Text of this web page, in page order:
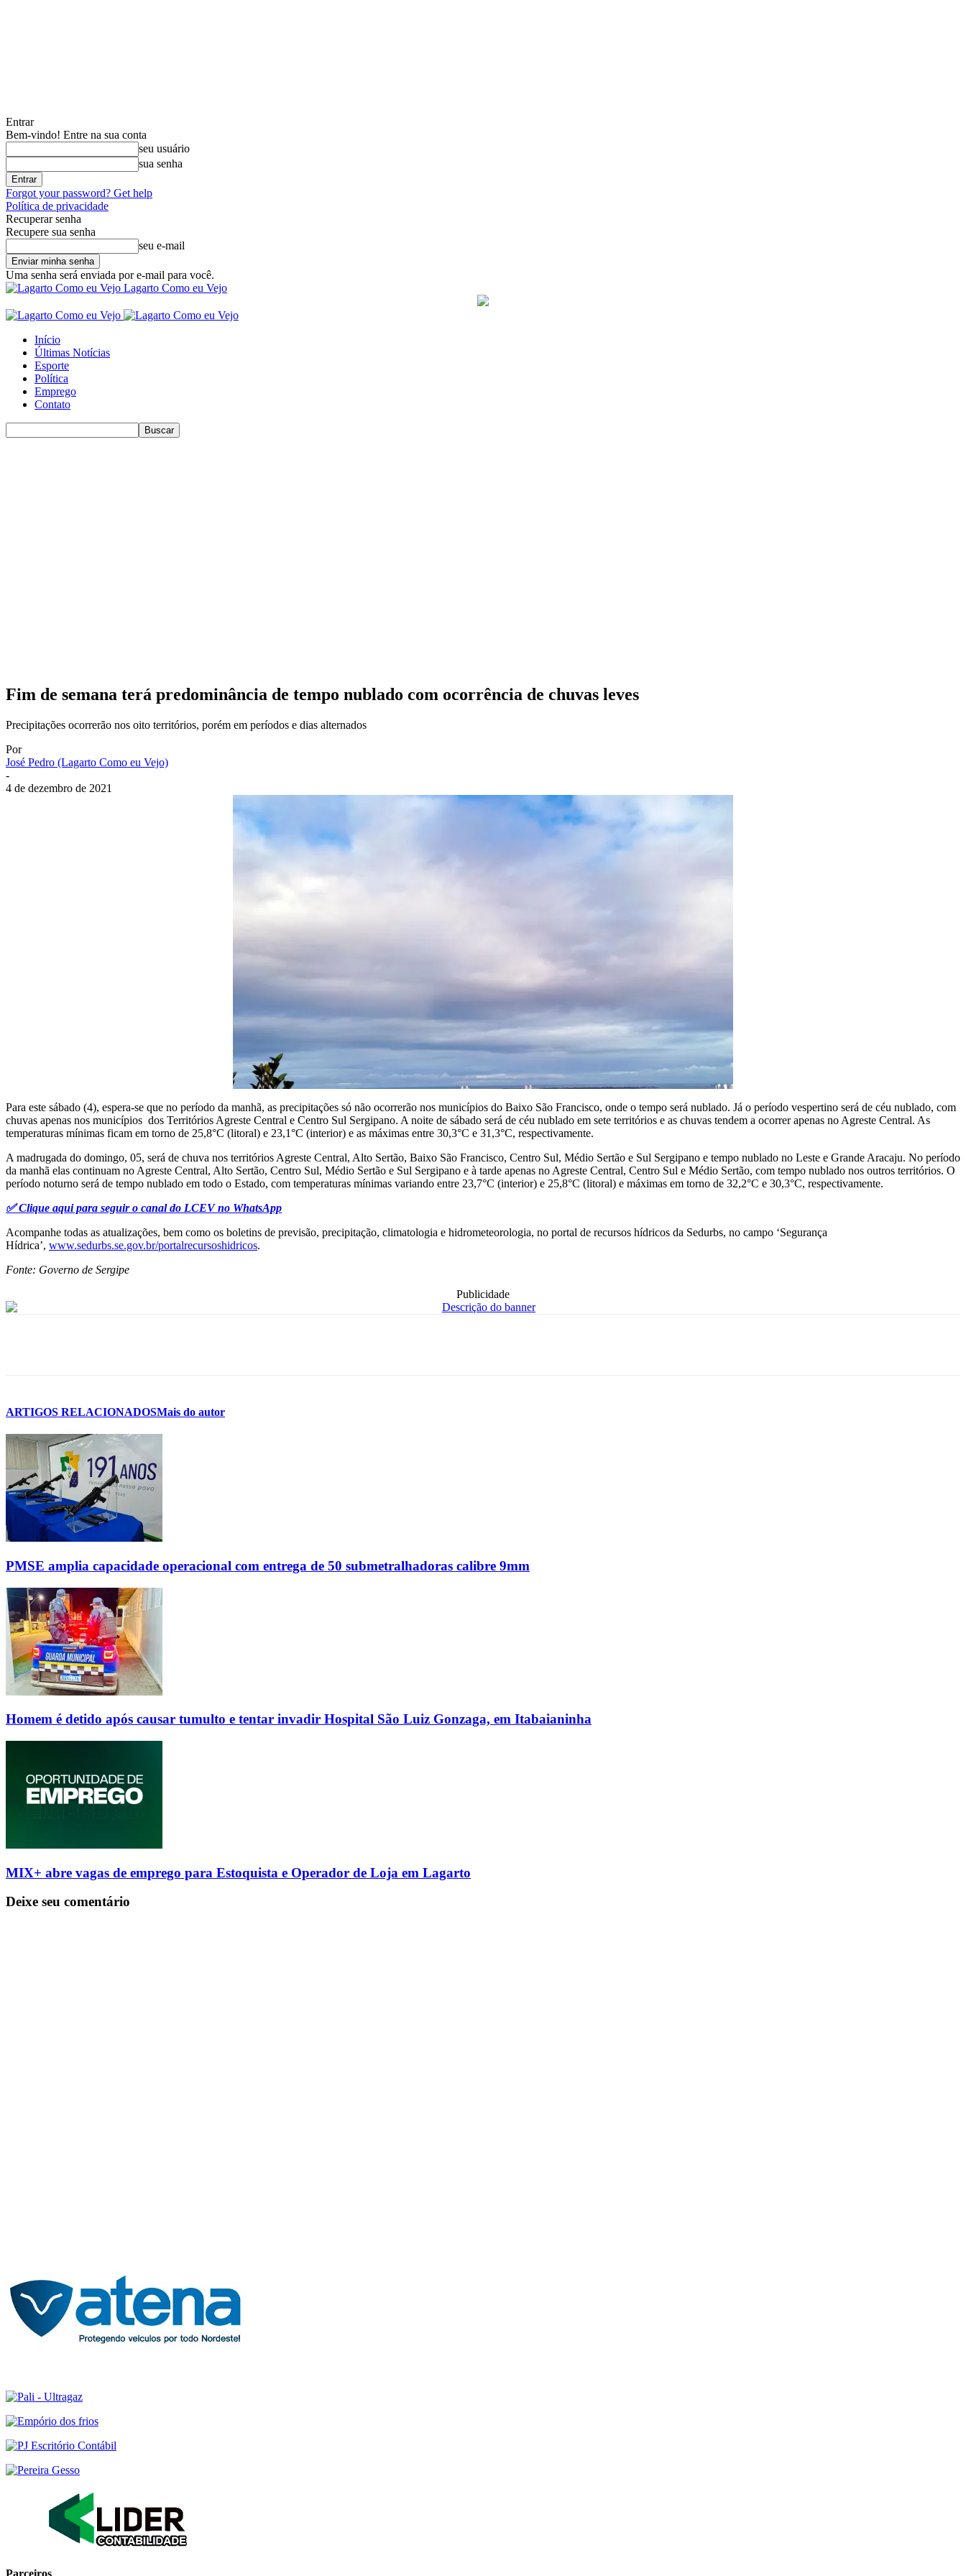
Entrar
Bem-vindo! Entre na sua conta
seu usuário
sua senha
Forgot your password? Get help
Política de privacidade
Recuperar senha
Recupere sua senha
seu e-mail
Uma senha será enviada por e-mail para você.
Lagarto Como eu Vejo
Início
Últimas Notícias
Esporte
Política
Emprego
Contato
Fim de semana terá predominância de tempo nublado com ocorrência de chuvas leves
Precipitações ocorrerão nos oito territórios, porém em períodos e dias alternados
Por
José Pedro (Lagarto Como eu Vejo)
-
4 de dezembro de 2021
Para este sábado (4), espera-se que no período da manhã, as precipitações só não ocorrerão nos municípios do Baixo São Francisco, onde o tempo será nublado. Já o período vespertino será de céu nublado, com
chuvas apenas nos municípios dos Territórios Agreste Central e Centro Sul Sergipano. A noite de sábado será de céu nublado em sete territórios e as chuvas tendem a ocorrer apenas no Agreste Central. As
temperaturas mínimas ficam em torno de 25,8°C (litoral) e 23,1°C (interior) e as máximas entre 30,3°C e 31,3°C, respectivamente.
A madrugada do domingo, 05, será de chuva nos territórios Agreste Central, Alto Sertão, Baixo São Francisco, Centro Sul, Médio Sertão e Sul Sergipano e tempo nublado no Leste e Grande Aracaju. No período
da manhã elas continuam no Agreste Central, Alto Sertão, Centro Sul, Médio Sertão e Sul Sergipano e à tarde apenas no Agreste Central, Centro Sul e Médio Sertão, com tempo nublado nos outros territórios. O
período noturno será de tempo nublado em todo o Estado, com temperaturas mínimas variando entre 23,7°C (interior) e 25,8°C (litoral) e máximas em torno de 32,2°C e 30,3°C, respectivamente.
✅ Clique aqui para seguir o canal do LCEV no WhatsApp
Acompanhe todas as atualizações, bem como os boletins de previsão, precipitação, climatologia e hidrometeorologia, no portal de recursos hídricos da Sedurbs, no campo ‘Segurança
Hídrica’, www.sedurbs.se.gov.br/portalrecursoshidricos.
Fonte: Governo de Sergipe
Publicidade
ARTIGOS RELACIONADOSMais do autor
PMSE amplia capacidade operacional com entrega de 50 submetralhadoras calibre 9mm
Homem é detido após causar tumulto e tentar invadir Hospital São Luiz Gonzaga, em Itabaianinha
MIX+ abre vagas de emprego para Estoquista e Operador de Loja em Lagarto
Deixe seu comentário